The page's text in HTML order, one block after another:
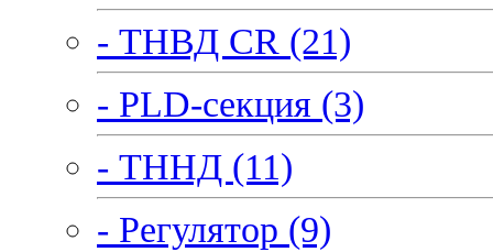
- ТНВД CR (21)
- PLD-секция (3)
- ТННД (11)
- Регулятор (9)